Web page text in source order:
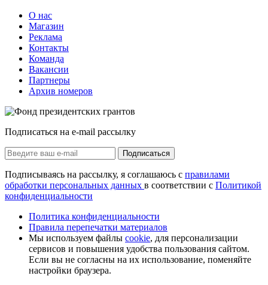
О нас
Магазин
Реклама
Контакты
Команда
Вакансии
Партнеры
Архив номеров
Подписаться на e-mail рассылку
Подписаться
Подписываясь на рассылку, я соглашаюсь с правилами
обработки персональных данных в соответствии с Политикой
конфиденциальности
Политика конфиденциальности
Правила перепечатки материалов
Мы используем файлы cookie, для персонализации
сервисов и повышения удобства пользования сайтом.
Если вы не согласны на их использование, поменяйте
настройки браузера.